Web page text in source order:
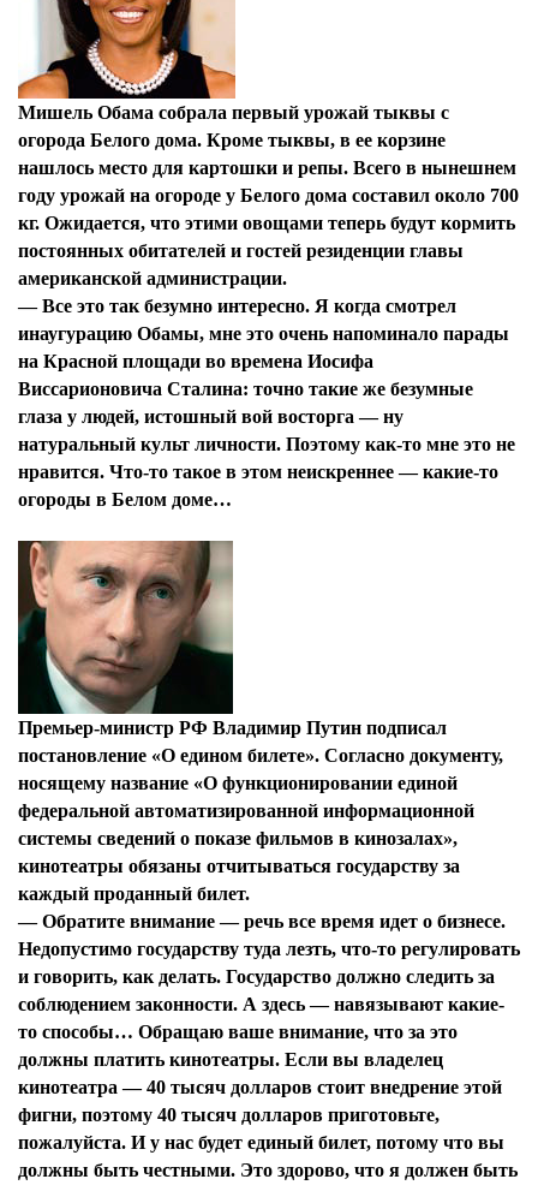
Мишель Обама собрала первый урожай тыквы с
огорода Белого дома. Кроме тыквы, в ее корзине
нашлось место для картошки и репы. Всего в нынешнем
году урожай на огороде у Белого дома составил около 700
кг. Ожидается, что этими овощами теперь будут кормить
постоянных обитателей и гостей резиденции главы
американской администрации.
—Все это так безумно интересно. Я когда смотрел
инаугурацию Обамы, мне это очень напоминало парады
на Красной площади во времена Иосифа
Виссарионовича Сталина: точно такие же безумные
глаза у людей, истошный вой восторга — ну
натуральный культ личности. Поэтому как-то мне это не
нравится. Что-то такое в этом неискреннее — какие-то
огороды в Белом доме…
Премьер-министр РФ Владимир Путин подписал
постановление «О едином билете». Согласно документу,
носящему название «О функционировании единой
федеральной автоматизированной информационной
системы сведений о показе фильмов в кинозалах»,
кинотеатры обязаны отчитываться государству за
каждый проданный билет.
—Обратите внимание — речь все время идет о бизнесе.
Недопустимо государству туда лезть, что-то регулировать
и говорить, как делать. Государство должно следить за
соблюдением законности. А здесь — навязывают какие-
то способы… Обращаю ваше внимание, что за это
должны платить кинотеатры. Если вы владелец
кинотеатра — 40 тысяч долларов стоит внедрение этой
фигни, поэтому 40 тысяч долларов приготовьте,
пожалуйста. И у нас будет единый билет, потому что вы
должны быть честными. Это здорово, что я должен быть
Я согласен сполитикой конфиденциальности и
защиты информации*
Я согласен сполитикой конфиденциальности и
защиты информации*